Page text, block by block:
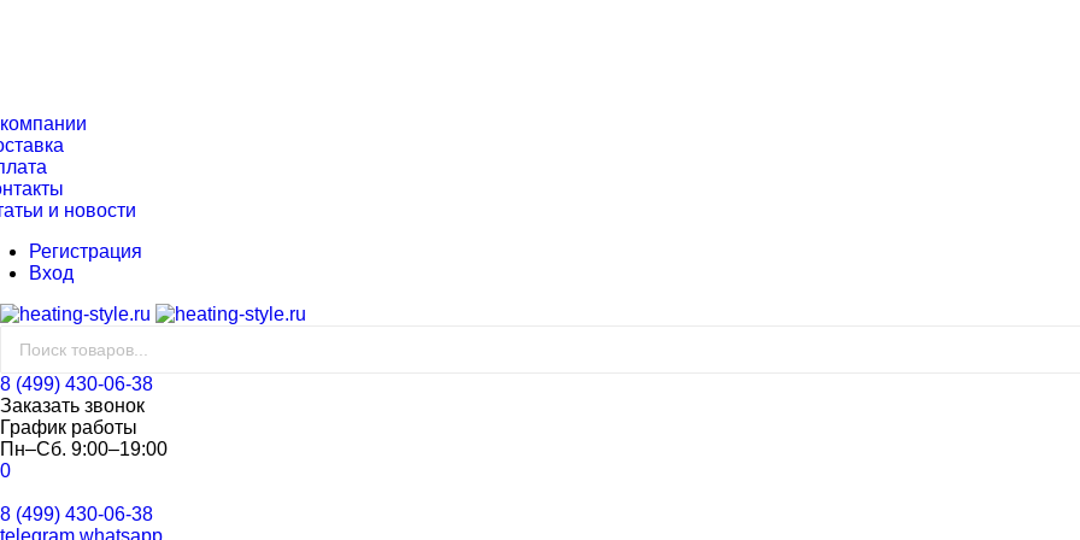
и новости
Регистрация
Вход
8 (499) 430-06-38
Заказать звонок
График работы
Пн–Сб. 9:00–19:00
0
8 (499) 430-06-38
telegram whatsapp